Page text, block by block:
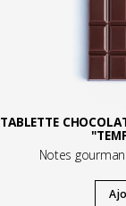
TABLETTE
Notes